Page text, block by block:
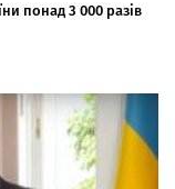
понад 3 000 разів